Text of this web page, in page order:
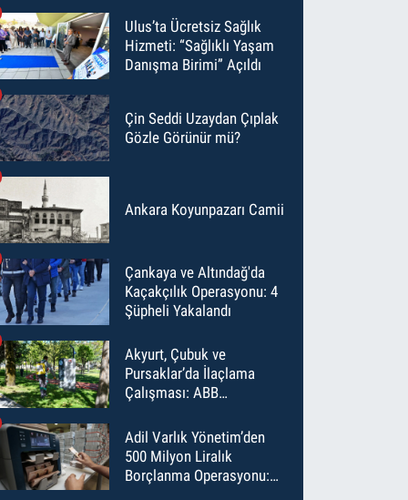
Ulus’ta Ücretsiz Sağlık
Hizmeti: “Sağlıklı Yaşam
Danışma Birimi” Açıldı
Çin Seddi Uzaydan Çıplak
Gözle Görünür mü?
Ankara Koyunpazarı Camii
Çankaya ve Altındağ'da
Kaçakçılık Operasyonu: 4
Şüpheli Yakalandı
Akyurt, Çubuk ve
Pursaklar’da İlaçlama
Çalışması: ABB
İlaçladı
Adil Varlık Yönetim’den
500 Milyon Liralık
Borçlanma Operasyonu: